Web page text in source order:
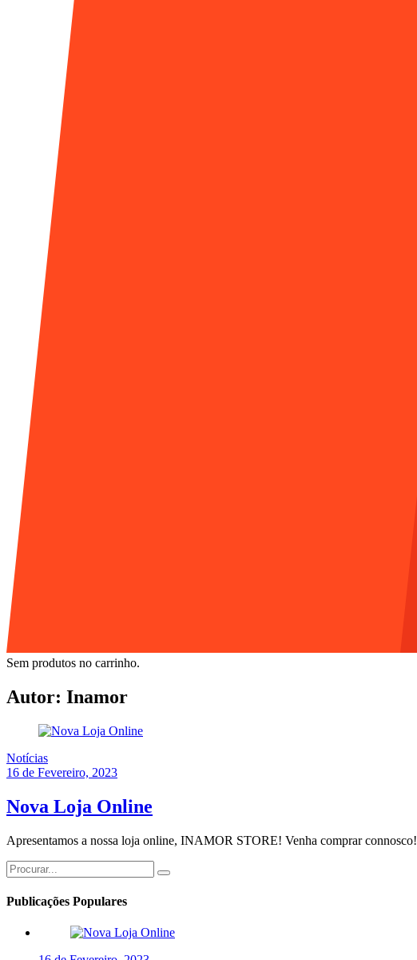
Sem produtos no carrinho.
Autor: Inamor
Notícias
16 de Fevereiro, 2023
Nova Loja Online
Apresentamos a nossa loja online, INAMOR STORE! Venha comprar connosco!
Publicações Populares